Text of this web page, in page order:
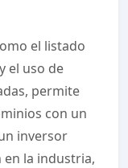
el listado
el uso de
permite
con un
inversor
la industria,